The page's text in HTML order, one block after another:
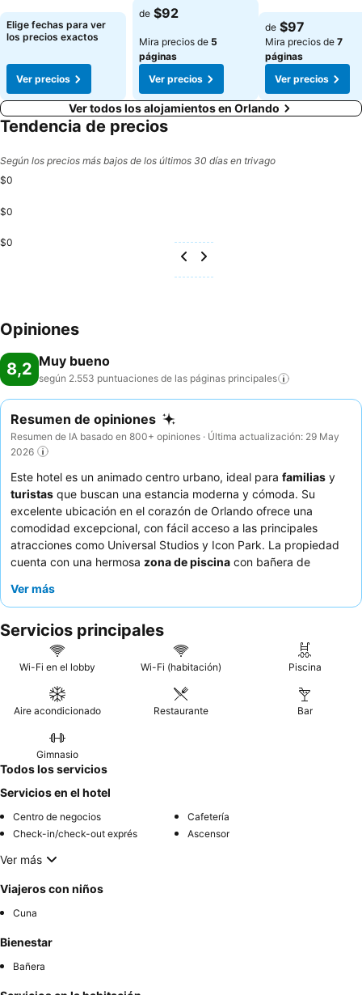
Ver precios
Elige fechas para ver
los precios exactos
Ver precios
Ver precios
de $92
Mira precios de 5
páginas
Ver precios
Ver precios
de $97
Mira precios de 7
páginas
Ver precios
Ver todos los alojamientos en Orlando
Tendencia de precios
Según los precios más bajos de los últimos 30 días en trivago
$0
$0
$0
Opiniones
8,2 Muy bueno
según 2.553 puntuaciones de las páginas principales
Resumen de opiniones
Resumen de IA basado en 800+ opiniones · Última actualización: 29 May
2026
Este hotel es un animado centro urbano, ideal para familias y
turistas que buscan una estancia moderna y cómoda. Su
excelente ubicación en el corazón de Orlando ofrece una
comodidad excepcional, con fácil acceso a las principales
atracciones como Universal Studios y Icon Park. La propiedad
cuenta con una hermosa zona de piscina con bañera de
lo que garantiza la relajación y la recreación para todas las
que es servicial y acogedor, y el desayuno de cortesía ofrece
calidad y variedad de platos calientes, fruta fresca y cereales.
Para una experiencia más tranquila, considere solicitar una
Ver más
Servicios principales
Wi-Fi en el lobby Wi-Fi (habitación) Piscina
Aire acondicionado Restaurante Bar
Gimnasio
Todos los servicios
Servicios en el hotel
Centro de negocios
Cafetería
Check-in/check-out exprés
Ascensor
Ver más
Viajeros con niños
Cuna
Bienestar
Bañera